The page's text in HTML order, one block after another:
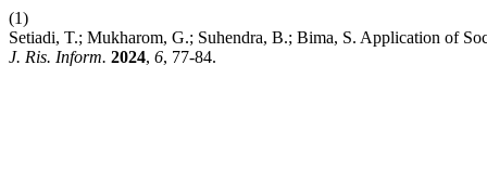
(1)
Setiadi, T.; Mukharom, G.; Suhendra, B.; Bima, S. Application of
J. Ris. Inform. 2024, 6, 77-84.